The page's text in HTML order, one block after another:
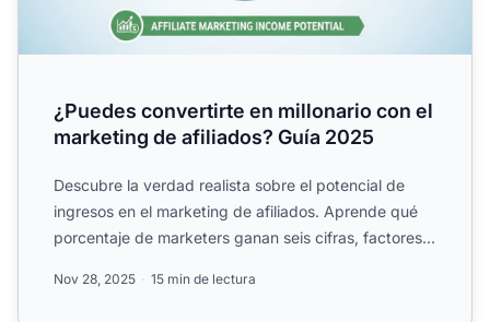
¿Puedes convertirte en millonario con el
marketing de afiliados? Guía 2025
Descubre la verdad realista sobre el potencial de
ingresos en el marketing de afiliados. Aprende qué
porcentaje de marketers ganan seis cifras, factores
Nov 28, 2025 15 min de lectura